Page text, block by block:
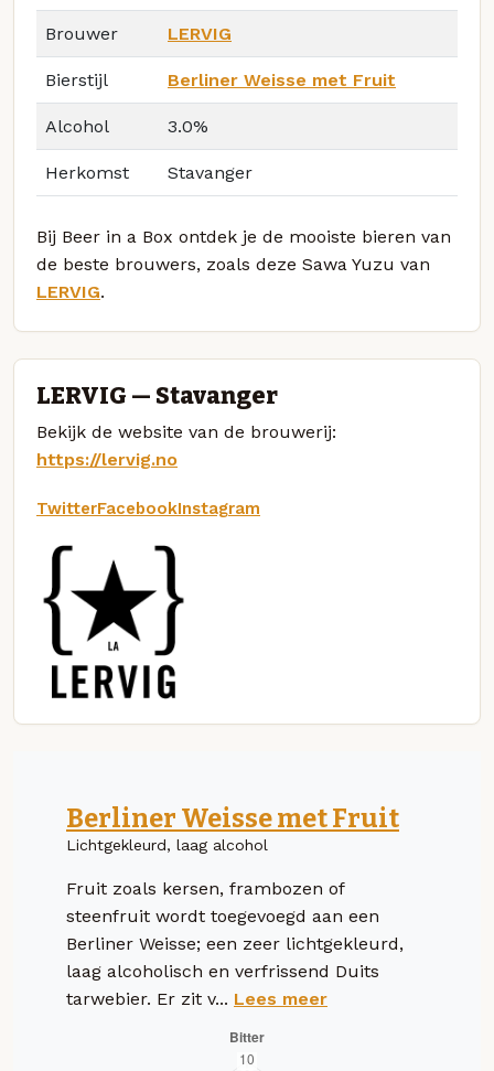
Brouwer LERVIG
Bierstijl Berliner Weisse met Fruit
Alcohol 3.0%
Herkomst Stavanger
Bij Beer in a Box ontdek je de mooiste bieren van
de beste brouwers, zoals deze Sawa Yuzu van
LERVIG.
LERVIG — Stavanger
Bekijk de website van de brouwerij:
https://lervig.no
TwitterFacebookInstagram
Berliner Weisse met Fruit
Lichtgekleurd, laag alcohol
Fruit zoals kersen, frambozen of
steenfruit wordt toegevoegd aan een
Berliner Weisse; een zeer lichtgekleurd,
laag alcoholisch en verfrissend Duits
tarwebier. Er zit v... Lees meer